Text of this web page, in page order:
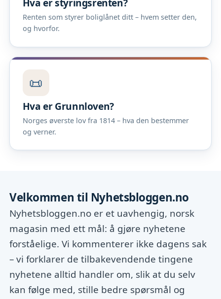
Hva er styringsrenten?
Renten som styrer boliglånet ditt – hvem setter den,
og hvorfor.
📜
Hva er Grunnloven?
Norges øverste lov fra 1814 – hva den bestemmer
og verner.
Velkommen til Nyhetsbloggen.no
Nyhetsbloggen.no er et uavhengig, norsk
magasin med ett mål: å gjøre nyhetene
forståelige. Vi kommenterer ikke dagens sak
– vi forklarer de tilbakevendende tingene
nyhetene alltid handler om, slik at du selv
kan følge med, stille bedre spørsmål og